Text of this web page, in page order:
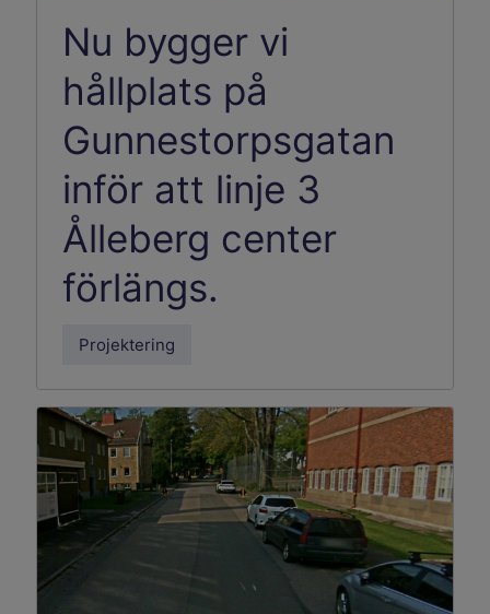
Nu bygger vi
hållplats på
Gunnestorpsgatan
inför att linje 3
Ålleberg center
förlängs.
Projektering